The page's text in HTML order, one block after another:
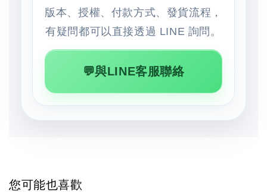
版本、授權、付款方式、發貨流程，
有疑問都可以直接透過 LINE 詢問。
💬與LINE客服聯絡
您可能也喜歡